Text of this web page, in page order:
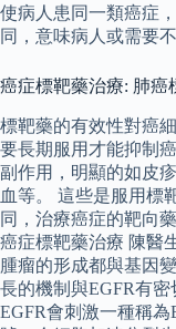
使病人患同一類癌症
同，意味病人或需要
癌症標靶藥治療: 肺癌
標靶藥的有效性對癌
要長期服用才能抑制
副作用，明顯的如皮
血等。 這些是服用標
同，治療癌症的靶向
癌症標靶藥治療 陳醫
腫瘤的形成都與基因
長的機制與EGFR有密
EGFR會刺激一種稱